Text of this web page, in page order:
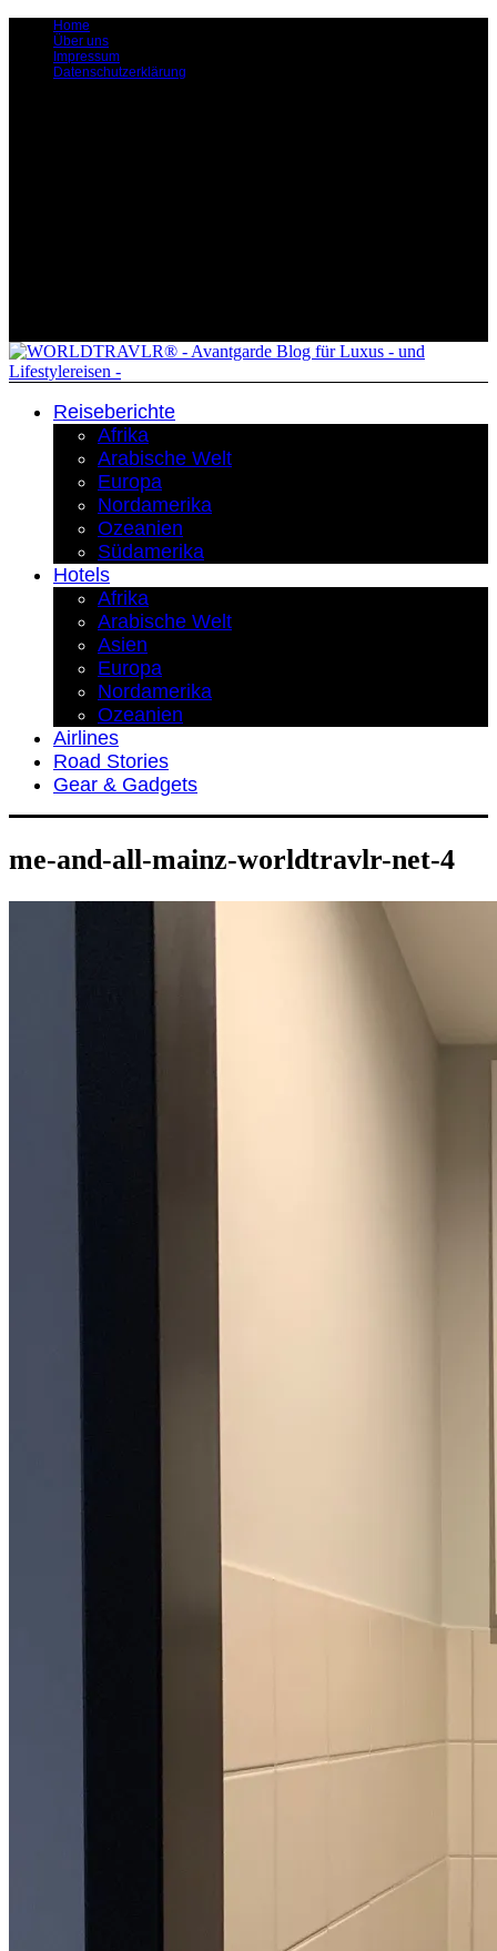
Home
Über uns
Impressum
Datenschutzerklärung
Reiseberichte
Afrika
Arabische Welt
Europa
Nordamerika
Ozeanien
Südamerika
Hotels
Afrika
Arabische Welt
Asien
Europa
Nordamerika
Ozeanien
Airlines
Road Stories
Gear & Gadgets
me-and-all-mainz-worldtravlr-net-4